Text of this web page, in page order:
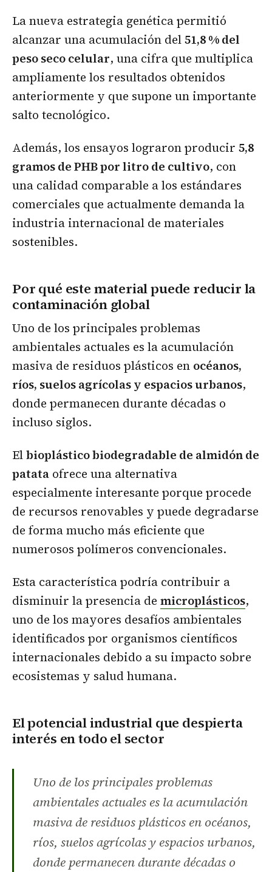
La nueva estrategia genética permitió
alcanzar una acumulación del51,8 % del
peso seco celular, una cifra que multiplica
ampliamente los resultados obtenidos
anteriormente y que supone un importante
salto tecnológico.
Además, los ensayos lograron producir 5,8
gramos de PHB por litro de cultivo, con
una calidad comparable a los estándares
comerciales que actualmente demanda la
industria internacional de materiales
sostenibles.
Por qué este material puede reducir la
contaminación global
Uno de los principales problemas
ambientales actuales es la acumulación
masiva de residuos plásticos en océanos,
ríos, suelos agrícolas y espacios urbanos,
donde permanecen durante décadas o
incluso siglos.
Elbioplástico biodegradable de almidón de
patata ofrece una alternativa
especialmente interesante porque procede
de recursos renovables y puede degradarse
de forma mucho más eficiente que
numerosos polímeros convencionales.
Esta característica podría contribuir a
disminuir la presencia de microplásticos,
uno de los mayores desafíos ambientales
identificados por organismos científicos
internacionales debido a su impacto sobre
ecosistemas y salud humana.
El potencial industrial que despierta
interés en todo el sector
Uno de los principales problemas
ambientales actuales es la acumulación
masiva de residuos plásticos en océanos,
ríos, suelos agrícolas y espacios urbanos,
donde permanecen durante décadas o